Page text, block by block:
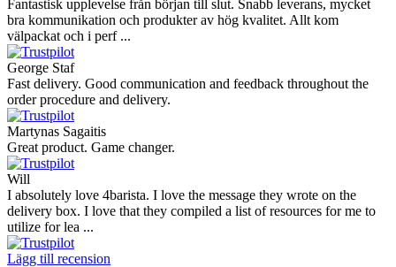
Fantastisk upplevelse från början till slut. Snabb leverans, mycket
bra kommunikation och produkter av hög kvalitet. Allt kom
välpackat och i perf ...
George Staf
Fast delivery. Good communication and feedback throughout the
order procedure and delivery.
Martynas Sagaitis
Great product. Game changer.
Will
I absolutely love 4barista. I love the message they wrote on the
delivery box. I love that they compiled a list of resources for me to
utilize for lea ...
Lägg till recension